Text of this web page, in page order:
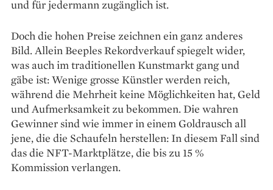
und für jedermann zugänglich ist.
Doch die hohen Preise zeichnen ein ganz anderes
Bild. Allein Beeples Rekordverkauf spiegelt wider,
was auch im traditionellen Kunstmarkt gang und
gäbe ist: Wenige grosse Künstler werden reich,
während die Mehrheit keine Möglichkeiten hat, Geld
und Aufmerksamkeit zu bekommen. Die wahren
Gewinner sind wie immer in einem Goldrausch all
jene, die die Schaufeln herstellen: In diesem Fall sind
das die NFT-Marktplätze, die bis zu 15 %
Kommission verlangen.